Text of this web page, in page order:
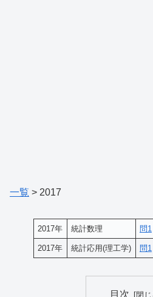
一覧 > 2017
2017年 統計数理 問1
2017年 統計応用(理工学) 問1
目次